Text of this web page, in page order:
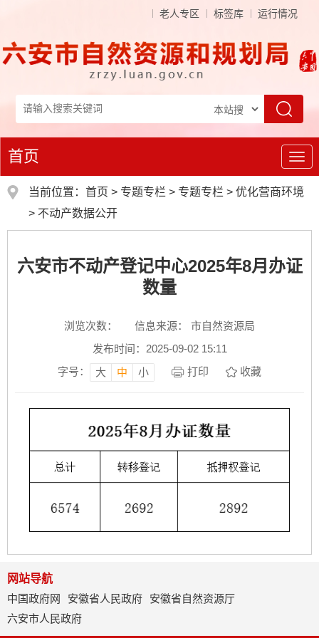
老人专区 标签库 运行情况
导
首页
当前位置： 首页 > 专题专栏 > 专题专栏 > 优化营商环境
> 不动产数据公开
六安市不动产登记中心2025年8月办证
数量
浏览次数：
信息来源： 市自然资源局
发布时间：2025-09-02 15:11
字号：
大 中 小 打印 收藏
网站导航
中国政府网
安徽省人民政府
安徽省自然资源厅
六安市人民政府